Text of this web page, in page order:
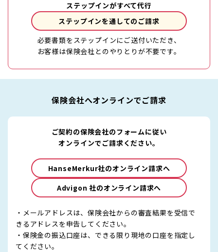
ステップインがすべて代行
ステップインを通してのご請求
必要書類をステップインにご送付いただき、
お客様は保険会社とのやりとりが不要です。
保険会社へオンラインでご請求
ご契約の保険会社のフォームに従い
オンラインでご請求ください。
HanseMerkur社のオンライン請求へ
Advigon 社のオンライン請求へ
・メールアドレスは、保険会社からの審査結果を受信で
きるアドレスを申告してください。
・保険金の振込口座は、できる限り現地の口座を指定し
てください。